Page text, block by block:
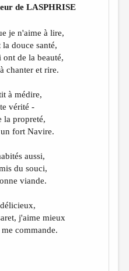
de LASPHRISE
je n'aime à lire,
douce santé,
de la beauté,
chanter et rire.
à médire,
vérité -
la propreté,
fort Navire.
aussi,
du souci,
viande.
j'aime mieux
commande.